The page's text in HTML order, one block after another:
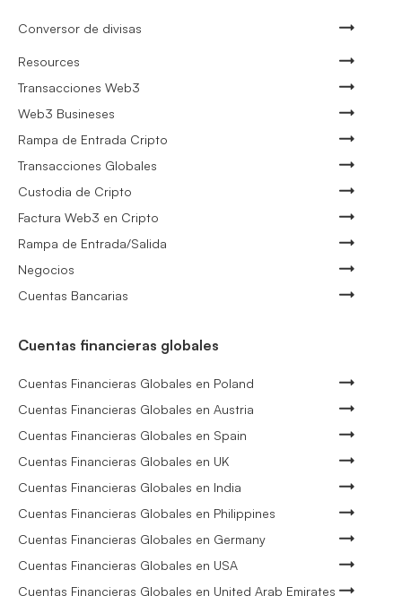
Conversor de divisas
Resources
Transacciones Web3
Web3 Busineses
Rampa de Entrada Cripto
Transacciones Globales
Custodia de Cripto
Factura Web3 en Cripto
Rampa de Entrada/Salida
Negocios
Cuentas Bancarias
Cuentas financieras globales
Cuentas Financieras Globales en Poland
Cuentas Financieras Globales en Austria
Cuentas Financieras Globales en Spain
Cuentas Financieras Globales en UK
Cuentas Financieras Globales en India
Cuentas Financieras Globales en Philippines
Cuentas Financieras Globales en Germany
Cuentas Financieras Globales en USA
Cuentas Financieras Globales en United Arab Emirates